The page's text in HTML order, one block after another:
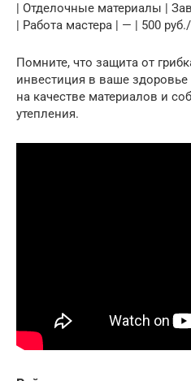
| Отделочные материалы |
| Работа мастера | — | 500
Помните, что защита от
инвестиция в ваше
на качестве материалов и
утепления.